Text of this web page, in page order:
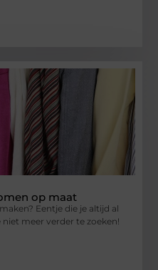
op maat
Eentje die je altijd al
meer verder te zoeken!